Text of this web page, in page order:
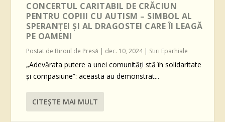
CONCERTUL CARITABIL DE CRĂCIUN
PENTRU COPIII CU AUTISM – SIMBOL AL
SPERANȚEI ȘI AL DRAGOSTEI CARE ÎI LEAGĂ
PE OAMENI
Postat de Biroul de Presă | dec. 10, 2024| Stiri Eparhiale
„Adevărata putere a unei comunități stă în solidaritate
și compasiune”: aceasta au demonstrat...
CITEŞTE MAI MULT